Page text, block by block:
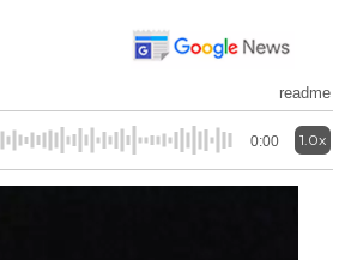
readme
0:00 1.0x